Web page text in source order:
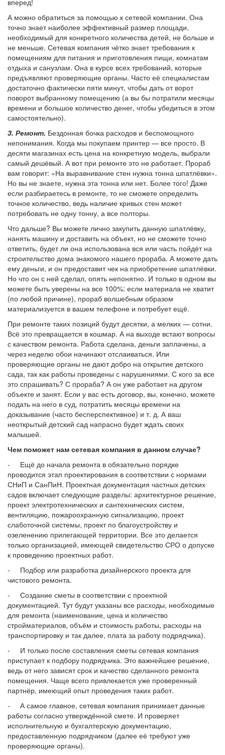
вперед!
А можно обратиться за помощью к сетевой компании. Она
точно знает наиболее эффективный размер площади,
необходимый для конкретного количества детей, не больше и
не меньше. Сетевая компания чётко знает требования к
помещениям для питания и приготовления пищи, комнатам
отдыха и санузлам. Она в курсе всех требований, которые
предъявляют проверяющие органы. Часто её специалистам
достаточно фактически пяти минут, чтобы дать от ворот
поворот выбранному помещению (а вы бы потратили месяцы
времени и большое количество денег, чтобы убедиться в этом
самостоятельно).
3. Ремонт. Бездонная бочка расходов и беспомощного
непонимания. Когда мы покупаем принтер — все просто. В
десяти магазинах есть цена на конкретную модель, выбрали
самый дешёвый. А вот при ремонте это не работает. Прораб
вам говорит: «На выравнивание стен нужна тонна шпатлёвки».
Но вы не знаете, нужна эта тонна или нет. Более того! Даже
если разбираетесь в ремонте, то не сможете определить
точное количество, ведь наличие кривых стен может
потребовать не одну тонну, а все полторы.
Что дальше? Вы можете лично закупить данную шпатлёвку,
нанять машину и доставить на объект, но не сможете точно
ответить, будет ли она использована вся или часть пойдёт на
строительство дома знакомого нашего прораба. А можете дать
ему деньги, и он предоставит чек на приобретение шпатлёвки.
Но что он с ней сделал, опять непонятно. И только в одном вы
можете быть уверены на все 100%: если материала не хватит
(по любой причине), прораб волшебным образом
материализуется в вашем телефоне и потребует ещё.
При ремонте таких позиций будут десятки, а мелких — сотни.
Всё это превращается в кошмар. А на выходе встают вопросы
с качеством ремонта. Работа сделана, деньги заплачены, а
через неделю обои начинают отслаиваться. Или
проверяющие органы не дают добро на открытие детского
сада, так как работы проведены с нарушениями. С кого за все
это спрашивать? С прораба? А он уже работает на другом
объекте и занят. Если у вас есть договор, вы, конечно, можете
подать на него в суд, потратить месяцы времени на
доказывание (часто бесперспективное) и т. д. А ваш
неоткрытый детский сад напрасно будет ждать своих
малышей.
Чем поможет нам сетевая компания в данном случае?
- Ещё до начала ремонта в обязательно порядке
проводится этап проектирования в соответствии с нормами
СНиП и СанПиН. Проектная документация частных детских
садов включает следующие разделы: архитектурное решение,
проект электротехнических и сантехнических систем,
вентиляцию, пожароохранную сигнализацию, проект
слаботочной системы, проект по благоустройству и
озеленению прилегающей территории. Все это делается
только организацией, имеющей свидетельство СРО о допуске
к проведению проектных работ.
- Подбор или разработка дизайнерского проекта для
чистового ремонта.
- Создание сметы в соответствии с проектной
документацией. Тут будут указаны все расходы, необходимые
для ремонта (наименование, цена и количество
стройматериалов, объём и стоимость работы, расходы на
транспортировку и так далее, плата за работу подрядчика).
- И только после составления сметы сетевая компания
приступает к подбору подрядчика. Это важнейшее решение,
ведь от него зависят срок и качество сделанного ремонта
помещения. Чаще всего привлекается уже проверенный
партнёр, имеющий опыт проведения таких работ.
- А самое главное, сетевая компания принимает данные
работы согласно утверждённой смете. И проверяет
исполнительную и бухгалтерскую документацию,
предоставленную подрядчиком (далее её требуют уже
проверяющие органы).